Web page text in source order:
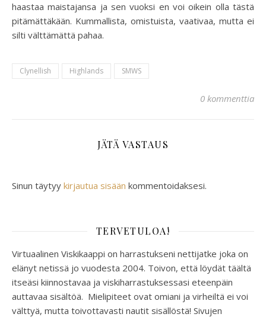
haastaa maistajansa ja sen vuoksi en voi oikein olla tästä
pitämättäkään. Kummallista, omistuista, vaativaa, mutta ei
silti välttämättä pahaa.
Clynellish Highlands SMWS
0 kommenttia
JÄTÄ VASTAUS
Sinun täytyy kirjautua sisään kommentoidaksesi.
TERVETULOA!
Virtuaalinen Viskikaappi on harrastukseni nettijatke joka on
elänyt netissä jo vuodesta 2004. Toivon, että löydät täältä
itseäsi kiinnostavaa ja viskiharrastuksessasi eteenpäin
auttavaa sisältöä. Mielipiteet ovat omiani ja virheiltä ei voi
välttyä, mutta toivottavasti nautit sisällöstä! Sivujen